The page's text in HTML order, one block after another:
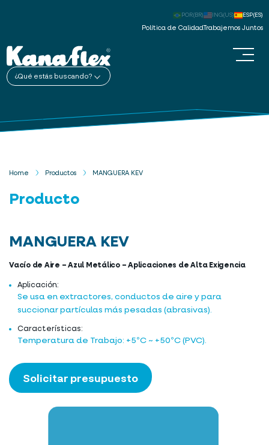
Política de CalidadTrabajemos Juntos
POR(BR) ING(US) ESP(ES)
¿Qué estás buscando?
Home Productos MANGUERA KEV
Producto
MANGUERA KEV
Vacío de Aire – Azul Metálico – Aplicaciones de Alta Exigencia
Aplicación:
Se usa en extractores, conductos de aire y para
succionar partículas más pesadas (abrasivas).
Características:
Temperatura de Trabajo: +5ºC ~ +50ºC (PVC).
Solicitar presupuesto